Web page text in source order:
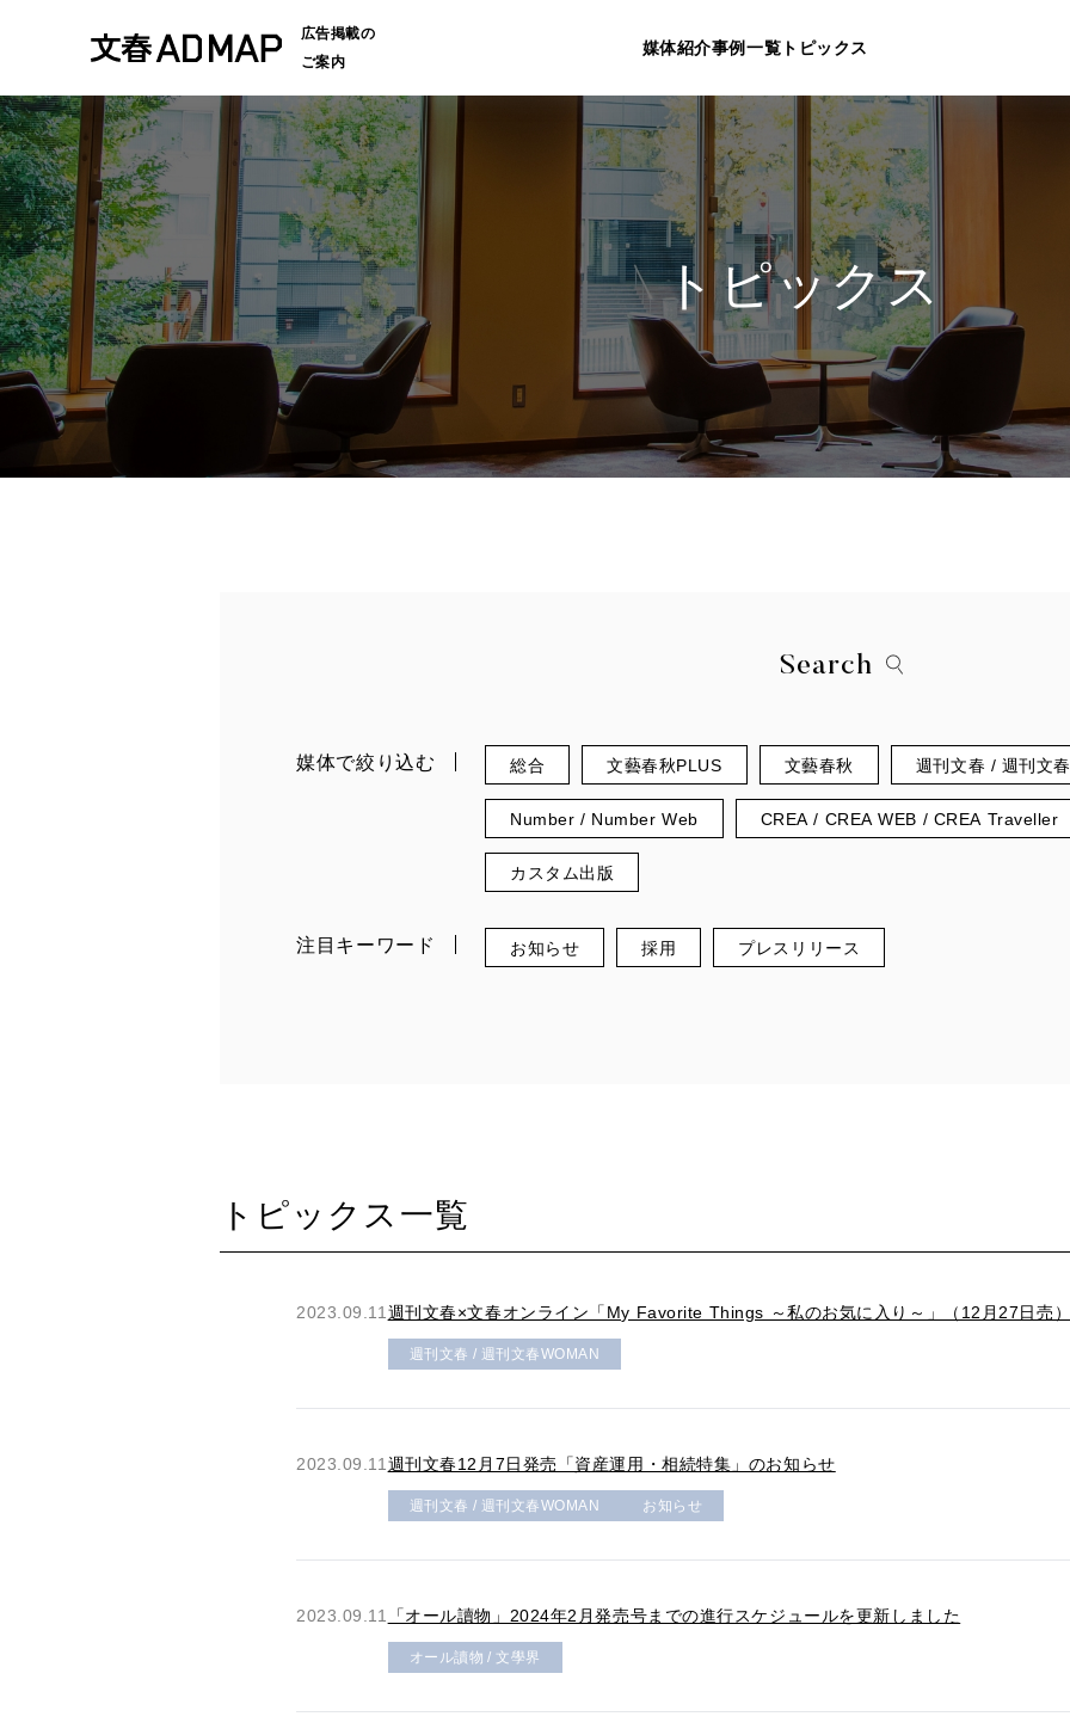
広告掲載の
ご案内
媒体紹介事例一覧 トピックス
トピックス
Search
媒体で絞り込む 総合 文藝春秋PLUS 文藝春秋 週刊文春 / 週刊文
Number / Number Web CREA / CREA WEB / CREA Traveller
カスタム出版
注目キーワード お知らせ 採用 プレスリリース
トピックス一覧
2023.09.11 週刊文春×文春オンライン「My Favorite Things ～私のお気に入り～」（12月27日売
週刊文春 / 週刊文春WOMAN
2023.09.11 週刊文春12月7日発売「資産運用・相続特集」のお知らせ
週刊文春 / 週刊文春WOMAN お知らせ
2023.09.11 「オール讀物」2024年2月発売号までの進行スケジュールを更新しました
オール讀物 / 文學界